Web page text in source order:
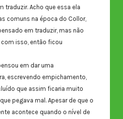
traduzir. Acho que essa ela
comuns na época do Collor,
em traduzir, mas não
isso, então ficou
em dar uma
escrevendo empichamento,
que assim ficaria muito
pegava mal. Apesar de que o
acontece quando o nível de